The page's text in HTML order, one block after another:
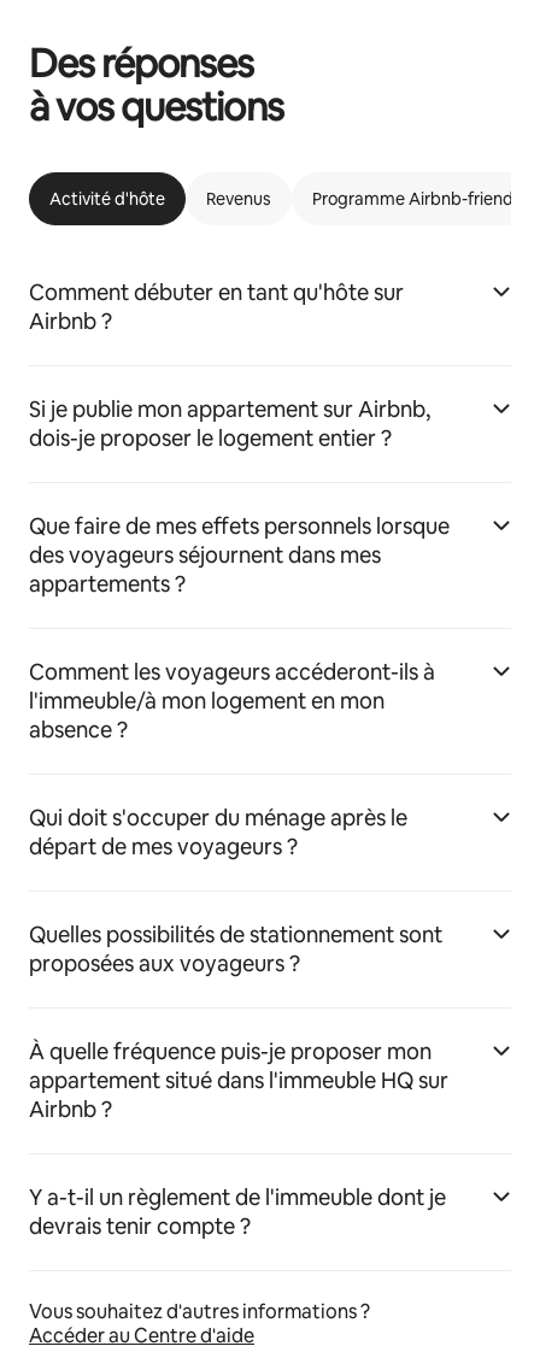
Des réponses
à vos questions
Activité d'hôte Revenus Programme Airbnb-friendly
Comment débuter en tant qu'hôte sur
Airbnb ?
Si je publie mon appartement sur Airbnb,
dois-je proposer le logement entier ?
Que faire de mes effets personnels lorsque
des voyageurs séjournent dans mes
appartements ?
Comment les voyageurs accéderont-ils à
l'immeuble/à mon logement en mon
absence ?
Qui doit s'occuper du ménage après le
départ de mes voyageurs ?
Quelles possibilités de stationnement sont
proposées aux voyageurs ?
À quelle fréquence puis-je proposer mon
appartement situé dans l'immeuble HQ sur
Airbnb ?
Y a-t-il un règlement de l'immeuble dont je
devrais tenir compte ?
Vous souhaitez d'autres informations ?
Accéder au Centre d'aide